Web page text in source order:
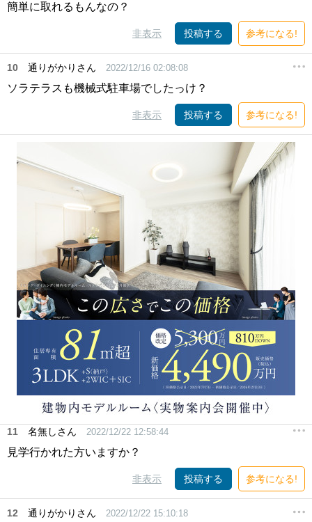
簡単に取れるもんなの？
非表示 投稿する 参考になる!
10 通りがかりさん 2022/12/16 02:08:08
ソラテラスも機械式駐車場でしたっけ？
非表示 投稿する 参考になる!
11 名無しさん 2022/12/22 12:58:44
見学行かれた方いますか？
非表示 投稿する 参考になる!
12 通りがかりさん 2022/12/22 15:10:18